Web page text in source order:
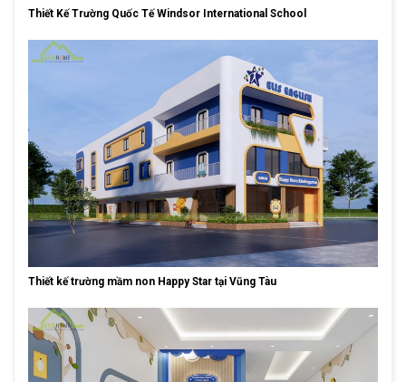
Thiết Kế Trường Quốc Tế Windsor International School
Thiết kế trường mầm non Happy Star tại Vũng Tàu